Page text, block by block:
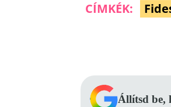
CÍMKÉK:
Állítsd be,